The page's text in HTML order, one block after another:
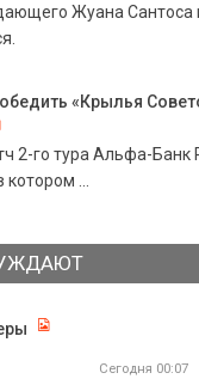
Жуана Сантоса
«Крылья
2-го тура Альфа-Банк
котором ...
Сегодня 00:07